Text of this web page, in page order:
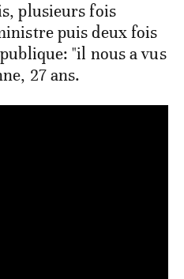
plusieurs fois
puis deux fois
"il nous a vus
27 ans.